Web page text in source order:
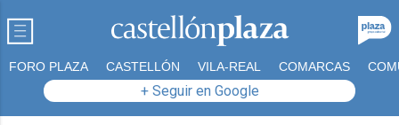
FORO PLAZA CASTELLÓN VILA-REAL COMARCAS
+ Seguir en Google